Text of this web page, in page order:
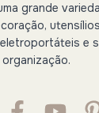
grande
e
organização.